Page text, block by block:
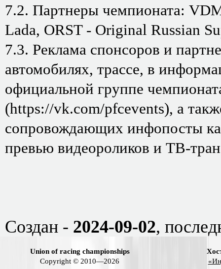
7.2. Партнеры чемпионата:
Lada, ORST - Original Russian
7.3. Реклама спонсоров и
автомобилях, трассе, в
официальной группе
(https://vk.com/pfcevents), а
сопровождающих инфопосты
превью видеороликов и ТВ-
Создан - 2024-09-02,
Union of racing championships
Copyright © 2010—2026